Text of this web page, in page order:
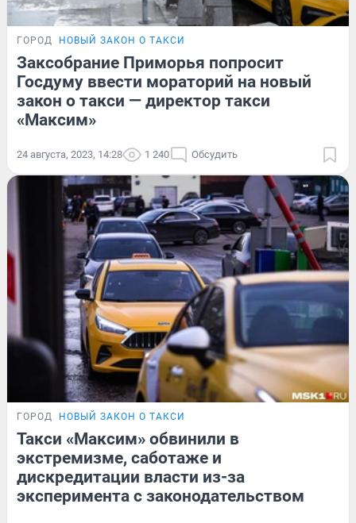
ГОРОД НОВЫЙ ЗАКОН О ТАКСИ
Заксобрание Приморья попросит
Госдуму ввести мораторий на новый
закон о такси — директор такси
«Максим»
24 августа, 2023, 14:28 1 240 Обсудить
ГОРОД НОВЫЙ ЗАКОН О ТАКСИ
Такси «Максим» обвинили в
экстремизме, саботаже и
дискредитации власти из-за
эксперимента с законодательством